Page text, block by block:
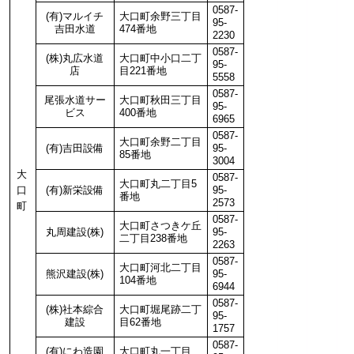
大
口
町
(有)マルイチ
吉田水道
大口町余野三丁目
474番地
0587-
95-
2230
(株)丸広水道
店
大口町中小口二丁
目221番地
0587-
95-
5558
尾張水道サー
ビス
大口町秋田三丁目
400番地
0587-
95-
6965
(有)吉田設備
大口町余野二丁目
85番地
0587-
95-
3004
(有)新栄設備
大口町丸二丁目5
番地
0587-
95-
2573
丸周建設(株)
大口町さつきケ丘
二丁目238番地
0587-
95-
2263
熊沢建設(株)
大口町河北二丁目
104番地
0587-
95-
6944
(株)社本綜合
建設
大口町堀尾跡二丁
目62番地
0587-
95-
1757
(有)にわ造園
大口町丸一丁目
0587-